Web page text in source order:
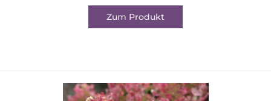
Zum Produkt